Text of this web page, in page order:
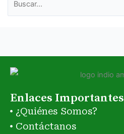
Enlaces Importantes
¿Quiénes Somos?
Contáctanos